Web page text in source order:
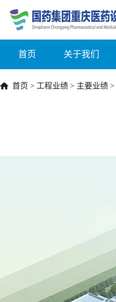
首页 关于我们
首页 > 工程业绩 > 主要业绩 >